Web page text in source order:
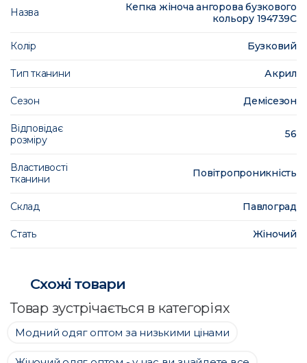
Назва
Кепка жіноча ангорова бузкового
кольору 194739C
Колір Бузковий
Тип тканини Акрил
Сезон Демісезон
Відповідає
розміру
56
Властивості
тканини
Повітропроникність
Склад Павлоград
Стать Жіночий
Схожі товари
Товар зустрічається в категоріях
Модний одяг оптом за низькими цінами